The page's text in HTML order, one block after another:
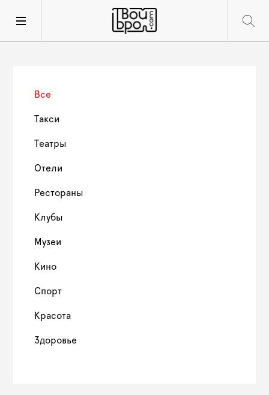
Все
Такси
Театры
Отели
Рестораны
Клубы
Музеи
Кино
Спорт
Красота
Здоровье